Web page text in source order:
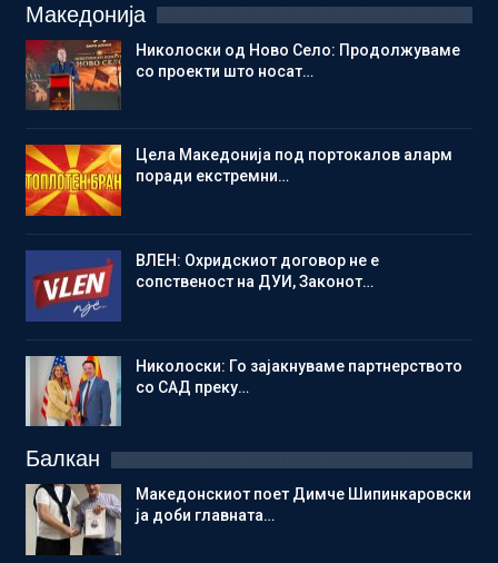
Македонија
Николоски од Ново Село: Продолжуваме
со проекти што носат…
Цела Македонија под портокалов аларм
поради екстремни…
ВЛЕН: Охридскиот договор не е
сопственост на ДУИ, Законот…
Николоски: Го зајакнуваме партнерството
со САД преку…
Балкан
Македонскиот поет Димче Шипинкаровски
ја доби главната…